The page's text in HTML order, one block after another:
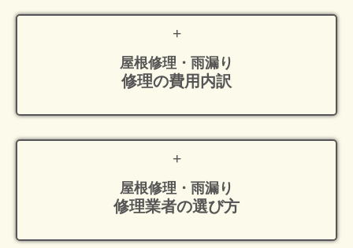
屋根修理・雨漏り
修理の費用内訳
屋根修理・雨漏り
修理業者の選び方